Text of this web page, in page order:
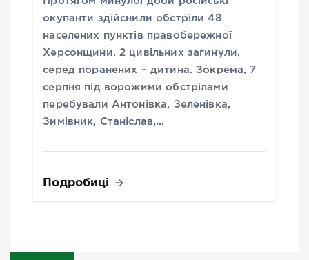
окупанти здійснили обстріли 48
населених пунктів правобережної
Херсонщини. 2 цивільних загинули,
серед поранених – дитина. Зокрема, 7
серпня під ворожими обстрілами
перебували Антонівка, Зеленівка,
Зимівник, Станіслав,…
Подробиці